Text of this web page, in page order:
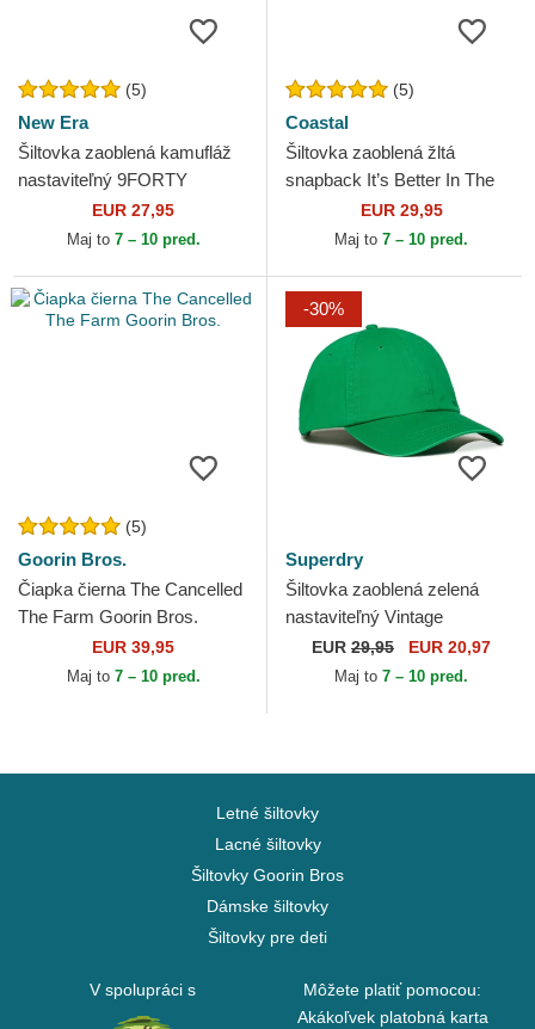
(5)
New Era
Šiltovka zaoblená kamufláž
nastaviteľný 9FORTY
League Essential New York
Yankees MLB New Era
EUR 27,95
Maj to 7 – 10 pred.
(5)
Coastal
Šiltovka zaoblená žltá
snapback It’s Better In The
Bahamas HFT Coastal
EUR 29,95
Maj to 7 – 10 pred.
(5)
Goorin Bros.
Čiapka čierna The Cancelled
The Farm Goorin Bros.
EUR 39,95
Maj to 7 – 10 pred.
-30%
Superdry
Šiltovka zaoblená zelená
nastaviteľný Vintage
Embroidered Drop Kick
Green Superdry
EUR 29,95 EUR 20,97
Maj to 7 – 10 pred.
Letné šiltovky
Lacné šiltovky
Šiltovky Goorin Bros
Dámske šiltovky
Šiltovky pre deti
V spolupráci s
Môžete platiť pomocou:
Akákoľvek platobná karta